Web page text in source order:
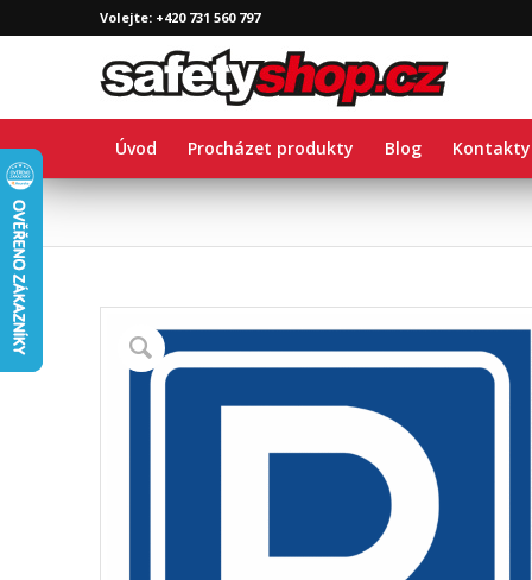
Volejte: +420 731 560 797
Úvod Procházet produkty Blog Kontakty